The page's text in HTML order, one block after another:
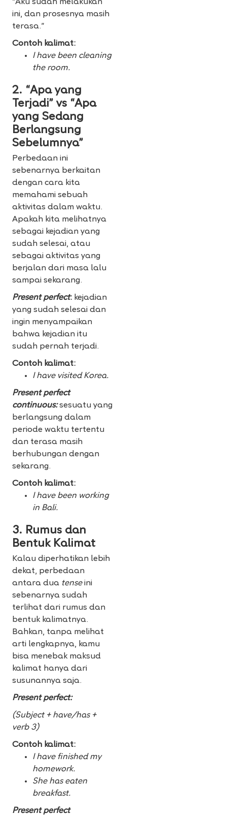
“Aku sudah melakukan
ini, dan prosesnya masih
terasa.”
Contoh kalimat:
I have been cleaning
the room.
2. “Apa yang
Terjadi” vs “Apa
yang Sedang
Berlangsung
Sebelumnya”
Perbedaan ini
sebenarnya berkaitan
dengan cara kita
memahami sebuah
aktivitas dalam waktu.
Apakah kita melihatnya
sebagai kejadian yang
sudah selesai, atau
sebagai aktivitas yang
berjalan dari masa lalu
sampai sekarang.
Present perfect: kejadian
yang sudah selesai dan
ingin menyampaikan
bahwa kejadian itu
sudah pernah terjadi.
Contoh kalimat:
I have visited Korea.
Present perfect
continuous:sesuatu yang
berlangsung dalam
periode waktu tertentu
dan terasa masih
berhubungan dengan
sekarang.
Contoh kalimat:
I have been working
in Bali.
3. Rumus dan
Bentuk Kalimat
Kalau diperhatikan lebih
dekat, perbedaan
antara dua tenseini
sebenarnya sudah
terlihat dari rumus dan
bentuk kalimatnya.
Bahkan, tanpa melihat
arti lengkapnya, kamu
bisa menebak maksud
kalimat hanya dari
susunannya saja.
Present perfect:
(Subject + have/has +
verb 3)
Contoh kalimat:
I have finished my
homework.
She has eaten
breakfast.
Present perfect